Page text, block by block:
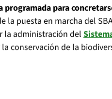
programada para
la puesta en marcha del
la administración del
conservación de la